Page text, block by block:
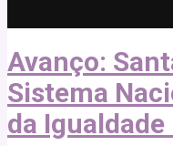
Avanço:
Sistema
da Igualdade